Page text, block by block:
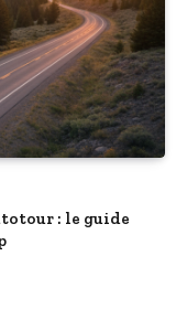
: le guide